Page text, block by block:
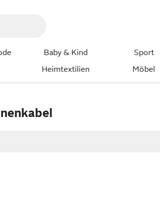
Baby & Kind Sport
Heimtextilien Möbel